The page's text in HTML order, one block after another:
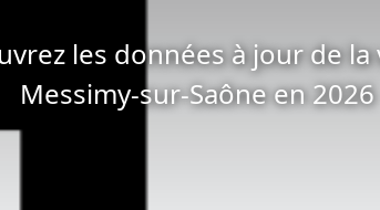
les données à jour de la
Messimy-sur-Saône en 2026